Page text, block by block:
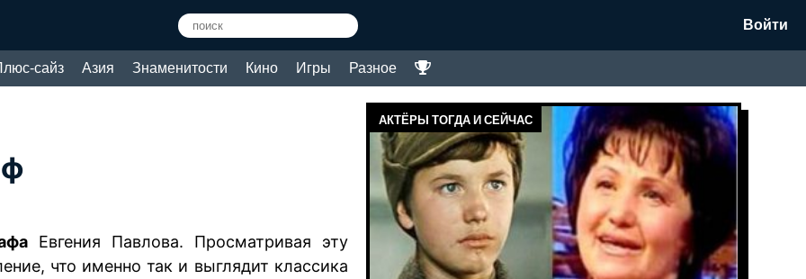
Войти
сайз Азия Знаменитости Кино Игры Разное
Евгения Павлова. Просматривая эту
что именно так и выглядит классика
АКТЁРЫ ТОГДА И СЕЙЧАС